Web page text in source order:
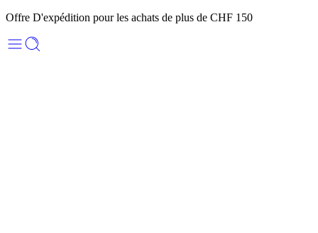
Offre D'expédition pour les achats de plus de CHF 150